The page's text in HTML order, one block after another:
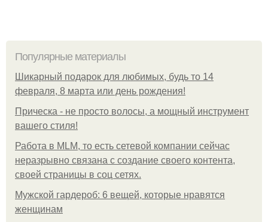
Популярные материалы
Шикарный подарок для любимых, будь то 14
февраля, 8 марта или день рождения!
Прическа - не просто волосы, а мощный инструмент
вашего стиля!
Работа в MLM, то есть сетевой компании сейчас
неразрывно связана с создание своего контента,
своей страницы в соц сетях.
Мужской гардероб: 6 вещей, которые нравятся
женщинам